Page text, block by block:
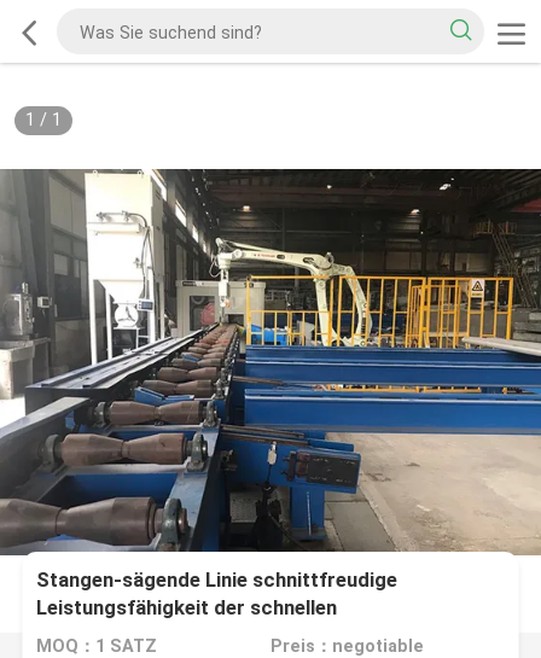
1 / 1
Stangen-sägende Linie schnittfreudige
Leistungsfähigkeit der schnellen
Geschwindigkeits-300mm-500mm
MOQ：1 SATZ Preis：negotiable